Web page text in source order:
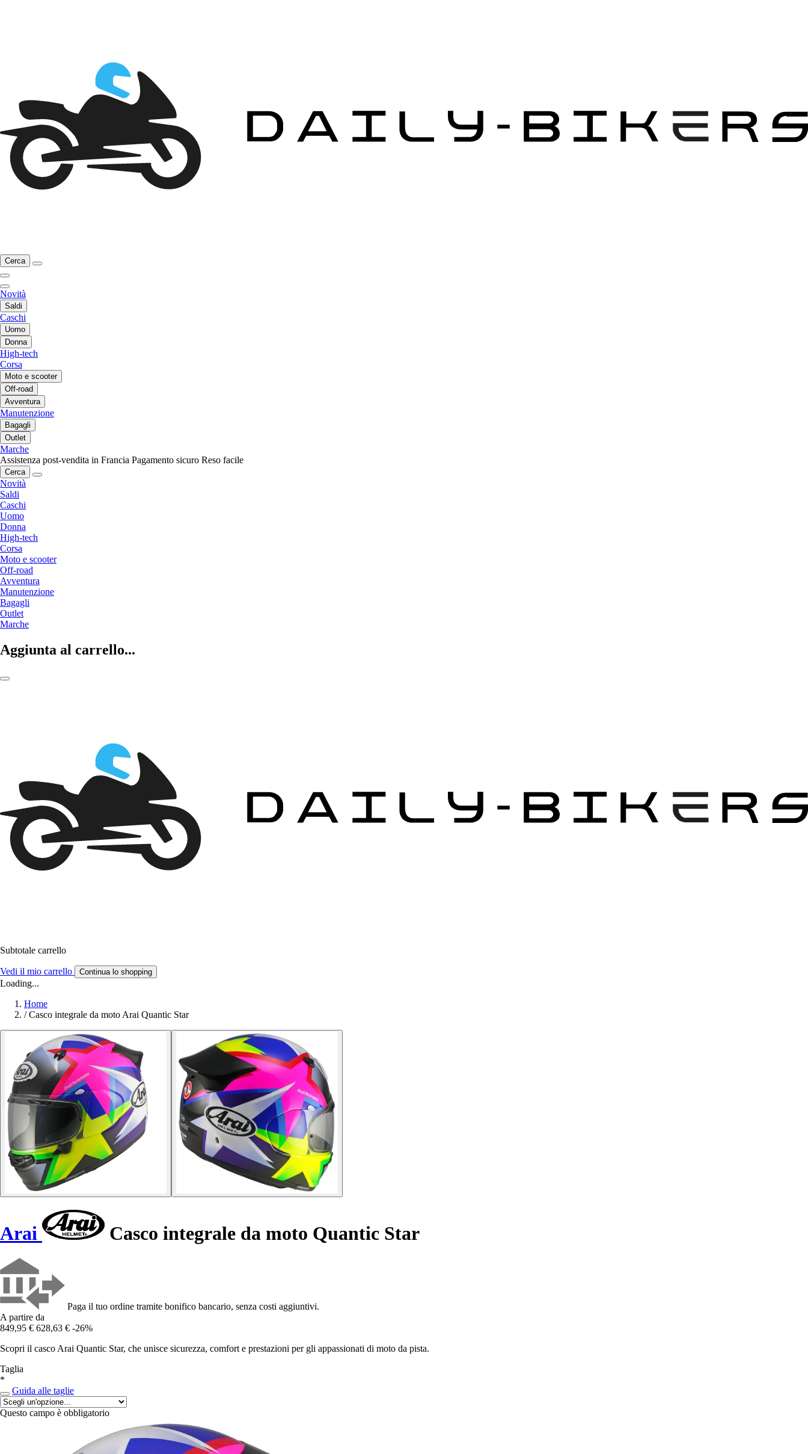
Cerca
Novità
Saldi
Caschi
Uomo
Donna
High-tech
Corsa
Moto e scooter
Off-road
Avventura
Manutenzione
Bagagli
Outlet
Marche
Assistenza post-vendita in Francia Pagamento sicuro Reso facile
Cerca
Novità
Saldi
Caschi
Uomo
Donna
High-tech
Corsa
Moto e scooter
Off-road
Avventura
Manutenzione
Bagagli
Outlet
Marche
Aggiunta al carrello...
Subtotale carrello
Vedi il mio carrello Continua lo shopping
Loading...
Home
/ Casco integrale da moto Arai Quantic Star
Arai Casco integrale da moto Quantic Star
Paga il tuo ordine tramite bonifico bancario, senza costi aggiuntivi.
A partire da
849,95 € 628,63 € -26%
Scopri il casco Arai Quantic Star, che unisce sicurezza, comfort e prestazioni per gli appassionati di moto da pista.
Taglia
*
Guida alle taglie
Questo campo è obbligatorio